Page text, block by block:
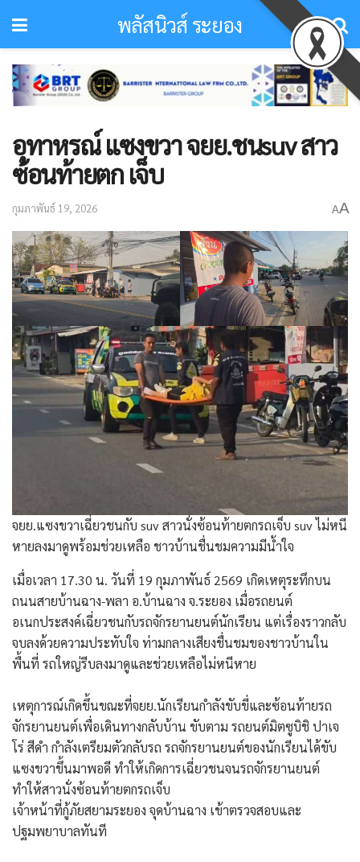
พลัสนิวส์ ระยอง
อุทาหรณ์ แซงขวา จยย.ชนsuv สาว
ซ้อนท้ายตก เจ็บ
กุมภาพันธ์ 19, 2026 AA
จยย.แซงขวาเฉี่ยวชนกับ suv สาวนั่งซ้อนท้ายตกรถเจ็บ suv ไม่หนี
หายลงมาดูพร้อมช่วยเหลือ ชาวบ้านชื่นชมความมีน้ำใจ
เมื่อเวลา 17.30 น. วันที่ 19 กุมภาพันธ์ 2569 เกิดเหตุระทึกบน
ถนนสายบ้านฉาง-พลา อ.บ้านฉาง จ.ระยอง เมื่อรถยนต์
อเนกประสงค์เฉี่ยวชนกับรถจักรยานยนต์นักเรียน แต่เรื่องราวกลับ
จบลงด้วยความประทับใจ ท่ามกลางเสียงชื่นชมของชาวบ้านใน
พื้นที่ รถใหญ่รีบลงมาดูและช่วยเหลือไม่หนีหาย
​เหตุการณ์เกิดขึ้นขณะที่จยย.นักเรียนกำลังขับขี่และซ้อนท้ายรถ
จักรยานยนต์เพื่อเดินทางกลับบ้าน ขับตาม รถยนต์มิตซูบิชิ ปาเจ
โร่ สีดำ กำลังเตรียมตัวกลับรถ รถจักรยานยนต์ของนักเรียนได้ขับ
แซงขวาขึ้นมาพอดี ทำให้เกิดการเฉี่ยวชนจนรถจักรยานยนต์
ทำให้สาวนั่งซ้อนท้ายตกรถเจ็บ
เจ้าหน้าที่กู้ภัยสยามระยอง จุดบ้านฉาง เข้าตรวจสอบและ
ปฐมพยาบาลทันที